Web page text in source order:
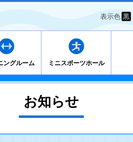
表示色 黒
ングルーム ミニスポーツホール
お知らせ